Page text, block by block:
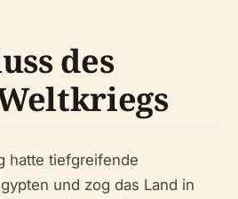
des
hatte tiefgreifende
und zog das Land in